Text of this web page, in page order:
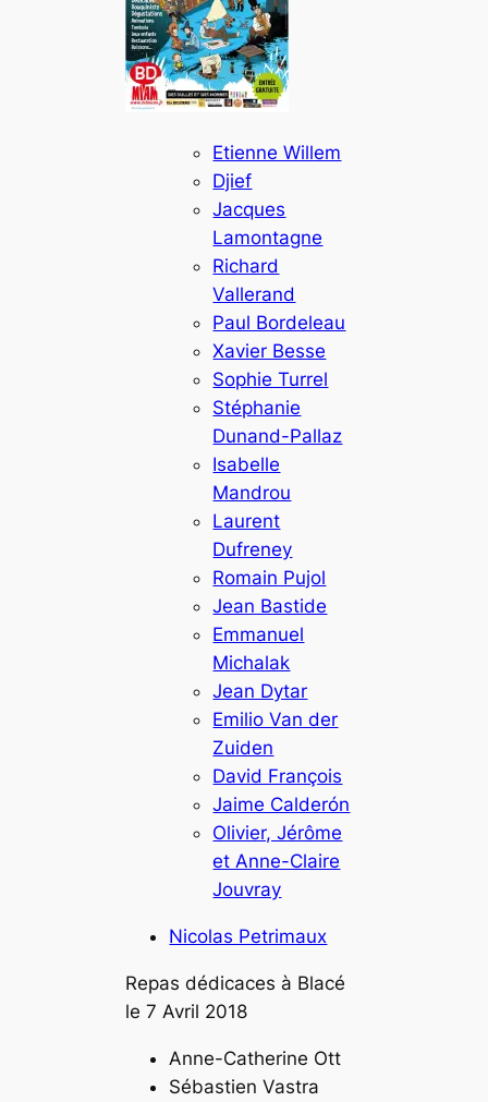
Etienne Willem
Djief
Jacques
Lamontagne
Richard
Vallerand
Paul Bordeleau
Xavier Besse
Sophie Turrel
Stéphanie
Dunand-Pallaz
Isabelle
Mandrou
Laurent
Dufreney
Romain Pujol
Jean Bastide
Emmanuel
Michalak
Jean Dytar
Emilio Van der
Zuiden
David François
Jaime Calderón
Olivier, Jérôme
et Anne-Claire
Jouvray
Nicolas Petrimaux
Repas dédicaces à Blacé
le 7 Avril 2018
Anne-Catherine Ott
Sébastien Vastra